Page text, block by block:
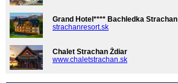
Grand Hotel**** Bachledka Strachan
strachanresort.sk
Chalet Strachan Ždiar
www.chaletstrachan.sk